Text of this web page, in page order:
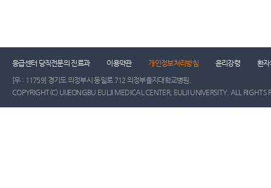
응급센터 당직전문의 진료과 이용약관 개인정보처리방침 윤리강령
환자
[우 : 11759] 경기도 의정부시 동일로 712 의정부을지대학교병원.
COPYRIGHT(C) UIJEONGBU EULJI MEDICAL CENTER, EULJI UNIVERSITY. ALL RIGHTS